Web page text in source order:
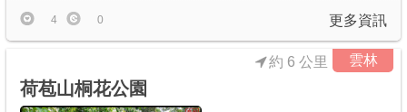
更多資訊
4 0
雲林
荷苞山桐花公園
約 6 公里